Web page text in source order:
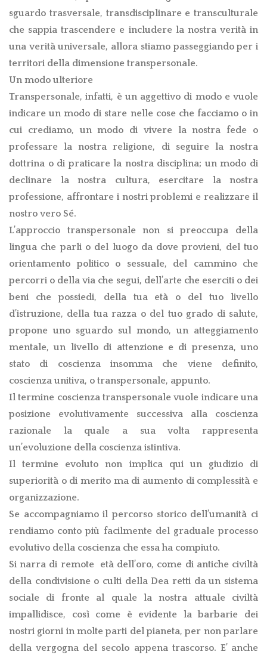
sguardo trasversale, transdisciplinare e transculturale
che sappia trascendere e includere la nostra verità in
una verità universale, allora stiamo passeggiando per i
territori della dimensione transpersonale.
Un modo ulteriore
Transpersonale, infatti, è un aggettivo di modo e vuole
indicare un modo di stare nelle cose che facciamo o in
cui crediamo, un modo di vivere la nostra fede o
professare la nostra religione, di seguire la nostra
dottrina o di praticare la nostra disciplina; un modo di
declinare la nostra cultura, esercitare la nostra
professione, affrontare i nostri problemi e realizzare il
nostro vero Sé.
L’approccio transpersonale non si preoccupa della
lingua che parli o del luogo da dove provieni, del tuo
orientamento politico o sessuale, del cammino che
percorri o della via che segui, dell’arte che eserciti o dei
beni che possiedi, della tua età o del tuo livello
d’istruzione, della tua razza o del tuo grado di salute,
propone uno sguardo sul mondo, un atteggiamento
mentale, un livello di attenzione e di presenza, uno
stato di coscienza insomma che viene definito,
coscienza unitiva, o transpersonale, appunto.
Il termine coscienza transpersonale vuole indicare una
posizione evolutivamente successiva alla coscienza
razionale la quale a sua volta rappresenta
un’evoluzione della coscienza istintiva.
Il termine evoluto non implica qui un giudizio di
superiorità o di merito ma di aumento di complessità e
organizzazione.
Se accompagniamo il percorso storico dell’umanità ci
rendiamo conto più facilmente del graduale processo
evolutivo della coscienza che essa ha compiuto.
Si narra di remote
età dell’oro, come di antiche civiltà
della condivisione o culti della Dea retti da un sistema
sociale di fronte al quale la nostra attuale civiltà
impallidisce, così come è evidente la barbarie dei
nostri giorni in molte parti del pianeta, per non parlare
della vergogna del secolo appena trascorso. E’ anche